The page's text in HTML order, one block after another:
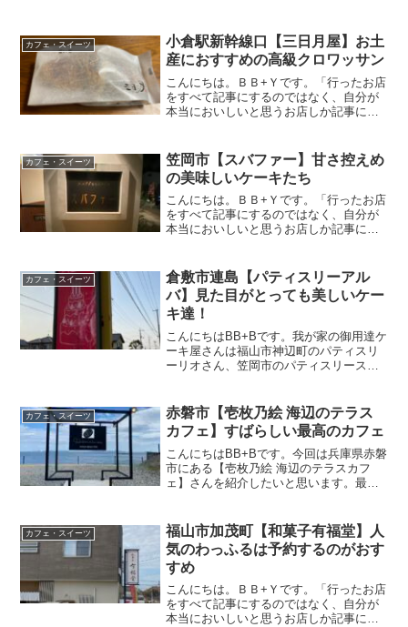
カフェ・スイーツ
小倉駅新幹線口【三日月屋】お土
産におすすめの高級クロワッサン
こんにちは。ＢＢ+Ｙです。「行ったお店
をすべて記事にするのではなく、自分が
本当においしいと思うお店しか記事にし
屋】さんを紹介したいと思います。お土
産で頂いたらとっても嬉...
カフェ・スイーツ
笠岡市【スバファー】甘さ控えめ
の美味しいケーキたち
こんにちは。ＢＢ+Ｙです。「行ったお店
をすべて記事にするのではなく、自分が
本当においしいと思うお店しか記事にし
スリースバファー】さんを紹介したいと
思います。住宅街の中に...
カフェ・スイーツ
倉敷市連島【パティスリーアル
バ】見た目がとっても美しいケー
キ達！
こんにちはBB+Bです。我が家の御用達ケ
ーキ屋さんは福山市神辺町のパティスリ
ーリオさん、笠岡市のパティスリースバ
倉敷市連島にある【パティスリーアル
バ】さんに初訪問。新し...
カフェ・スイーツ
赤磐市【壱枚乃絵 海辺のテラス
カフェ】すばらしい最高のカフェ
こんにちはBB+Bです。今回は兵庫県赤磐
市にある【壱枚乃絵 海辺のテラスカフ
ェ】さんを紹介したいと思います。最高
フェ】さんの場所や営業時間・メニュ
ー・駐車場のことなど...
カフェ・スイーツ
福山市加茂町【和菓子有福堂】人
気のわっふるは予約するのがおす
すめ
こんにちは。ＢＢ+Ｙです。「行ったお店
をすべて記事にするのではなく、自分が
本当においしいと思うお店しか記事にし